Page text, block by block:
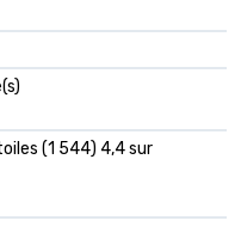
(1 544) 4,4 sur